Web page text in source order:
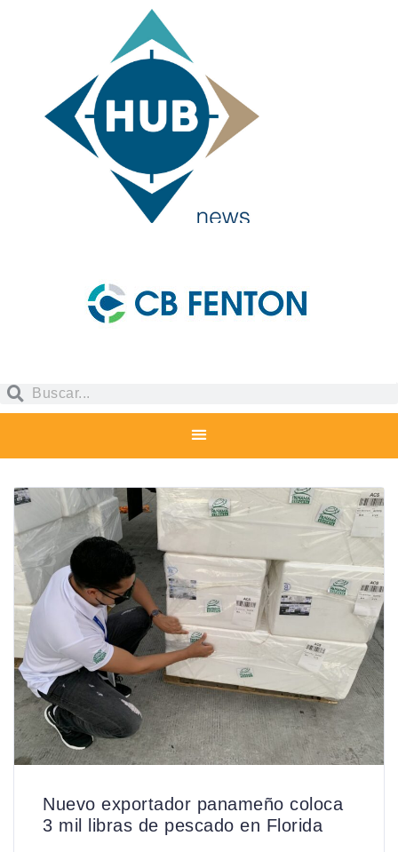
Nuevo exportador panameño coloca
3 mil libras de pescado en Florida